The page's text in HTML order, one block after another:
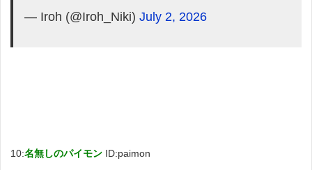
— Iroh (@Iroh_Niki) July 2, 2026
10:名無しのパイモン ID:paimon